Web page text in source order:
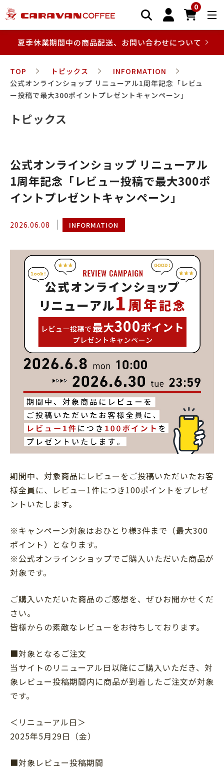
0
夏季休業期間中の商品配送、お問い合わせについて
TOP トピックス
INFORMATION
公式オンラインショップ リニューアル1周年記念「レビュ
ー投稿で最大300ポイントプレゼントキャンペーン」
トピックス
公式オンラインショップ リニューアル
1周年記念「レビュー投稿で最大300ポ
イントプレゼントキャンペーン」
2026.06.08 INFORMATION
期間中、対象商品にレビューをご投稿いただいたお客
様全員に、レビュー1件につき100ポイントをプレゼ
ントいたします。
※キャンペーン対象はおひとり様3件まで（最大300
ポイント）となります。
※公式オンラインショップでご購入いただいた商品が
対象です。
ご購入いただいた商品のご感想を、ぜひお聞かせくだ
さい。
皆様からの素敵なレビューをお待ちしております。
■対象となるご注文
当サイトのリニューアル日以降にご購入いただき、対
象レビュー投稿期間内に商品が到着したご注文が対象
です。
＜リニューアル日＞
2025年5月29日（金）
■対象レビュー投稿期間